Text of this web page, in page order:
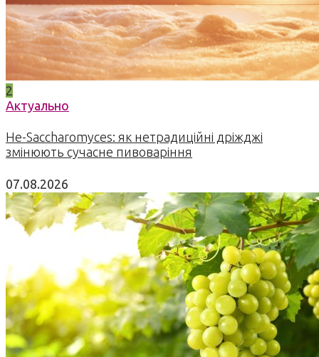
2
Актуально
Не-Saccharomyces: як нетрадиційні дріжджі
змінюють сучасне пивоваріння
07.08.2026